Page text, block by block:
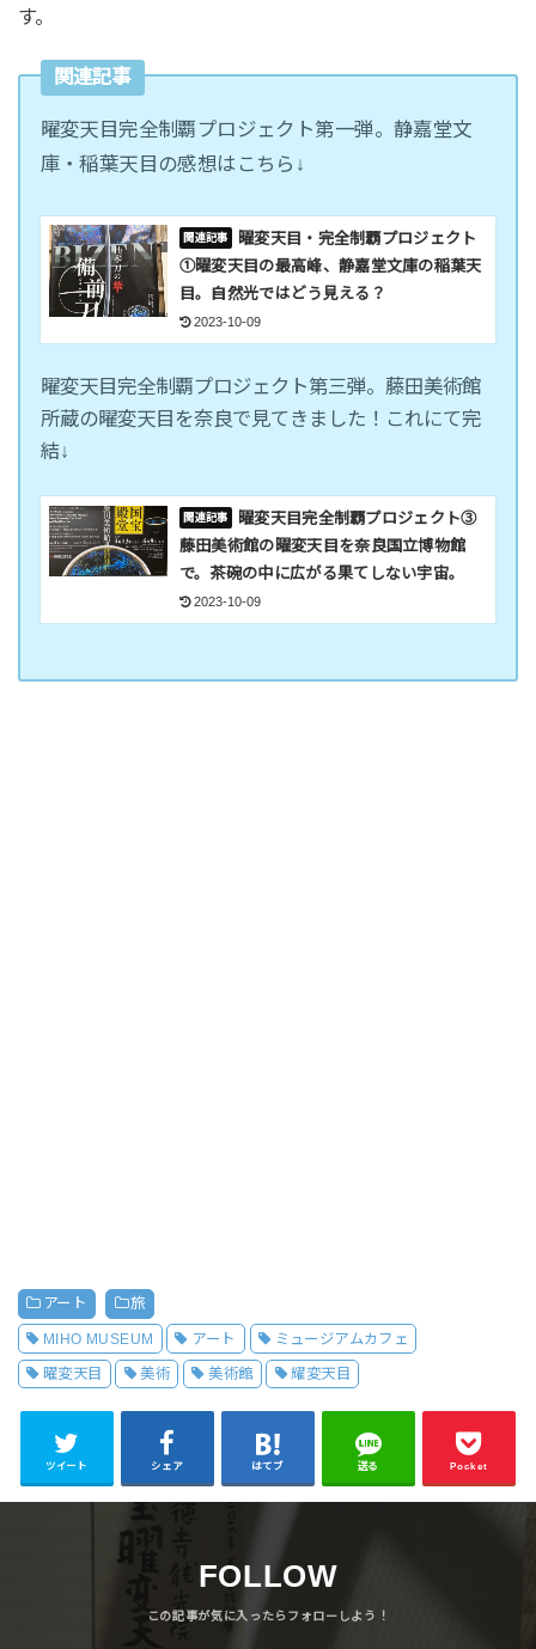
す。
関連記事
曜変天目完全制覇プロジェクト第一弾。静嘉堂文
庫・稲葉天目の感想はこちら↓
曜変天目・完全制覇プロジェクト
①曜変天目の最高峰、静嘉堂文庫の稲葉天
目。自然光ではどう見える？
2023-10-09
曜変天目完全制覇プロジェクト第三弾。藤田美術館
所蔵の曜変天目を奈良で見てきました！これにて完
結↓
曜変天目完全制覇プロジェクト③
藤田美術館の曜変天目を奈良国立博物館
で。茶碗の中に広がる果てしない宇宙。
2023-10-09
アート 旅
MIHO MUSEUM アート ミュージアムカフェ
曜変天目 美術 美術館 耀変天目
ツイート シェア はてブ 送る Pocket
FOLLOW